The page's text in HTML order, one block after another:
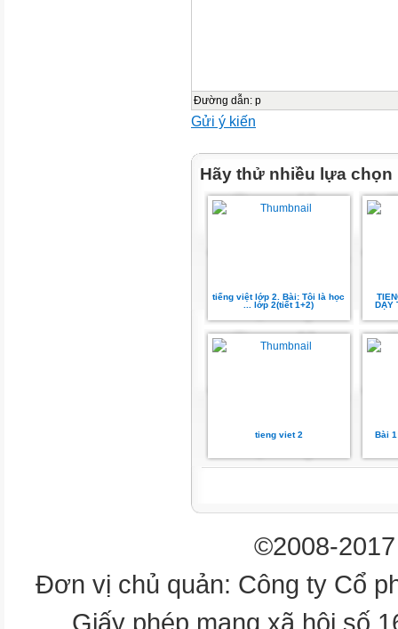
2
Đọc đúng các tiếng trong
bài.
giảng lớp 2.
Design by: Hương Thảo –
感谢您下载包图网平台上提
者的利益，请勿复制、传播、
NGHE
Đường dẫn: p
Gửi ý kiến
Hãy thử nhiều lựa chọn
tiếng việt lớp 2. Bài: Tôi là học
... lớp 2(tiết 1+2)
DẠY
tieng viet 2 Bài
©2008-
Đơn vị chủ quản: Công ty Cổ
Giấy phép mạng xã hội số